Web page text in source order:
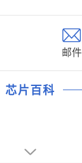
邮件
芯片百科